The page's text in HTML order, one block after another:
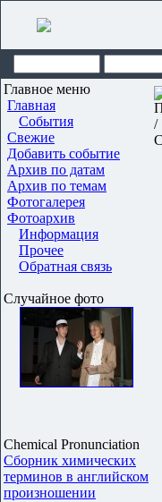
Главное меню
Главная
События
Свежие
Добавить событие
Архив по датам
Архив по темам
Фотогалерея
Фотоархив
Информация
Прочее
Обратная связь
Случайное фото
Chemical Pronunciation
Сборник химических
терминов в английском
произношении